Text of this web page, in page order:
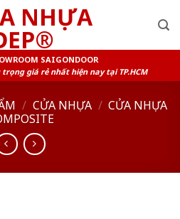
SAIGONDOOR
giá rẻ nhất hiện nay tại TP.HCM
/ CỬA NHỰA / CỬA NHỰA